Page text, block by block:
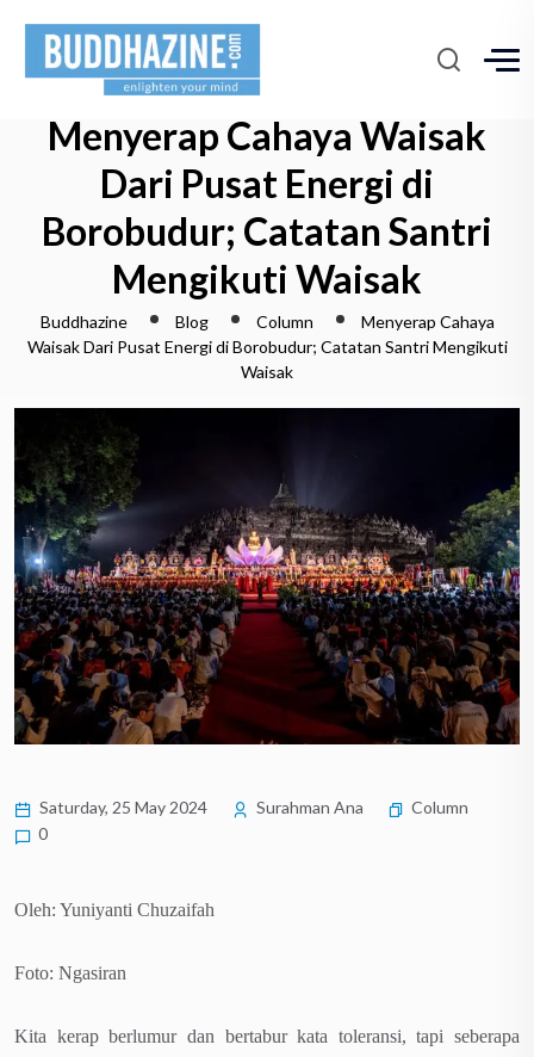
Menyerap Cahaya Waisak
Dari Pusat Energi di
Borobudur; Catatan Santri
Mengikuti Waisak
Buddhazine Blog Column
Menyerap Cahaya
Waisak Dari Pusat Energi di Borobudur; Catatan Santri Mengikuti
Waisak
Saturday, 25 May 2024 Surahman Ana
Column
0
Oleh: Yuniyanti Chuzaifah
Foto: Ngasiran
Kita kerap berlumur dan bertabur kata toleransi, tapi seberapa